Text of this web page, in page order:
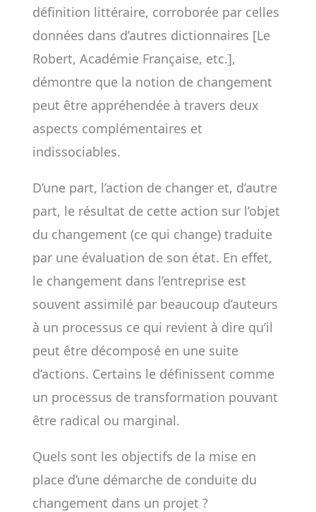
définition littéraire, corroborée par celles
données dans d’autres dictionnaires [Le
Robert, Académie Française, etc.],
démontre que la notion de changement
peut être appréhendée à travers deux
aspects complémentaires et
indissociables.
D’une part, l’action de changer et, d’autre
part, le résultat de cette action sur l’objet
du changement (ce qui change) traduite
par une évaluation de son état. En effet,
le changement dans l’entreprise est
souvent assimilé par beaucoup d’auteurs
à un processus ce qui revient à dire qu’il
peut être décomposé en une suite
d’actions. Certains le définissent comme
un processus de transformation pouvant
être radical ou marginal.
Quels sont les objectifs de la mise en
place d’une démarche de conduite du
changement dans un projet ?